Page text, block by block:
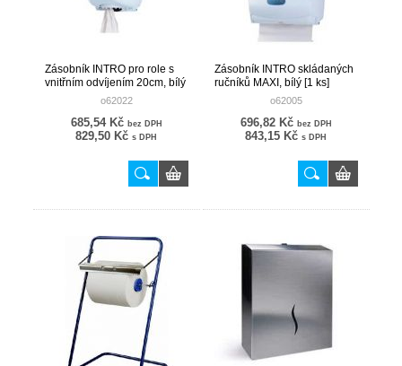
Zásobník INTRO pro role s
vnitřním odvíjením 20cm, bílý
o62022
685,54 Kč bez DPH
829,50 Kč s DPH
Zásobník INTRO skládaných
ručníků MAXI, bílý [1 ks]
o62005
696,82 Kč bez DPH
843,15 Kč s DPH